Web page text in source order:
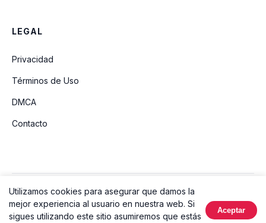
LEGAL
Privacidad
Términos de Uso
DMCA
Contacto
© 2026 Ouvir Música. Todos los derechos reservados.
Hecho con
Utilizamos cookies para asegurar que damos la
mejor experiencia al usuario en nuestra web. Si
sigues utilizando este sitio asumiremos que estás
Aceptar